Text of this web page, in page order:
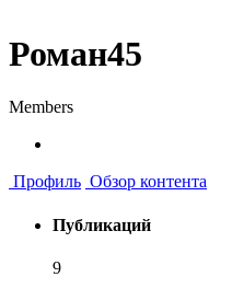
Роман45
Members
Профиль Обзор контента
Публикаций
9